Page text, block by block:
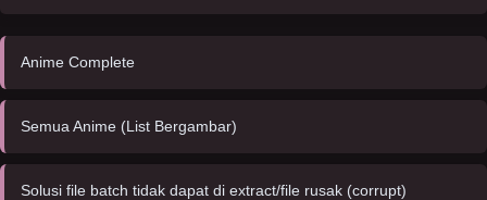
Anime Complete
Semua Anime (List Bergambar)
Solusi file batch tidak dapat di extract/file rusak (corrupt)